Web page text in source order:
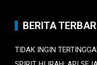
BERITA
TIDAK INGIN